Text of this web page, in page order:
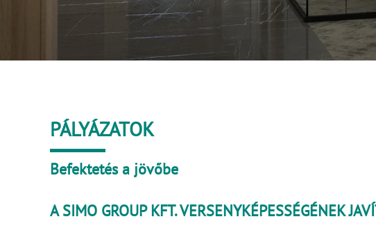
PÁLYÁZATOK
Befektetés a jövőbe
A SIMO GROUP KFT. VERSENYKÉPESSÉGÉNEK